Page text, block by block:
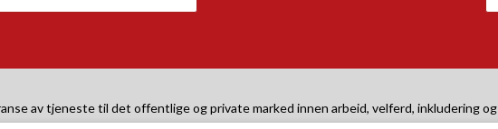
av tjeneste til det offentlige og private marked innen arbeid, velferd, inkludering og